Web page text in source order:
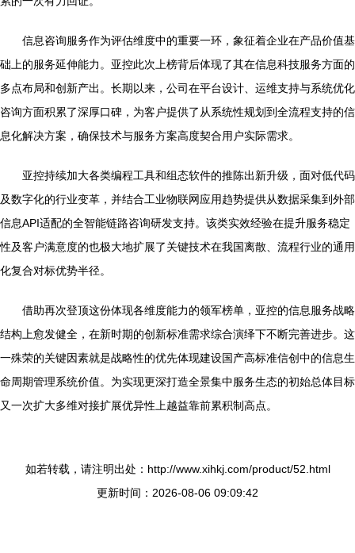
信息咨询服务作为评估维度中的重要一环，象征着企业在产品价值基
础上的服务延伸能力。亚控此次上榜背后体现了其在信息科技服务方面的
多点布局和创新产出。长期以来，公司在平台设计、运维支持与系统优化
咨询方面积累了深厚口碑，为客户提供了从系统性规划到全流程支持的信
息化解决方案，确保技术与服务方案高度契合用户实际需求。
亚控持续加大各类编程工具和组态软件的推陈出新升级，面对低代码
及数字化的行业变革，并结合工业物联网应用趋势提供从数据采集到外部
信息API适配的全智能链路咨询研发支持。该类实效经验在提升服务稳定
性及客户满意度的也极大地扩展了关键技术在我国离散、流程行业的通用
化复合对标优势半径。
借助再次登顶这份体现各维度能力的领军榜单，亚控的信息服务战略
结构上愈发健全，在新时期的创新标准需求综合演绎下不断完善进步。这
一殊荣的关键因素就是战略性的优先体现建设国产高标准信创中的信息生
命周期管理系统价值。为实现更深打造全景集中服务生态的初始总体目标
又一次扩大多维对接扩展优异性上越益靠前累积制高点。
如若转载，请注明出处：http://www.xihkj.com/product/52.html
更新时间：2026-08-06 09:09:42